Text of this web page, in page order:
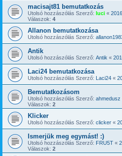
macisajt81 bemutatkozás
Utolsó hozzászólás Szerző: luci «
Válaszok: 4
Allanon bemutatkozása
Utolsó hozzászólás Szerző:
Antik
Utolsó hozzászólás Szerző: Antik «
Laci24 bemutatkozása
Utolsó hozzászólás Szerző: Laci24 «
Bemutatkozásom
Utolsó hozzászólás Szerző: ahmedusz
Válaszok: 2
Klicker
Utolsó hozzászólás Szerző: clicker «
Ismerjük meg egymást! :)
Utolsó hozzászólás Szerző: FRU5T «
Válaszok: 2